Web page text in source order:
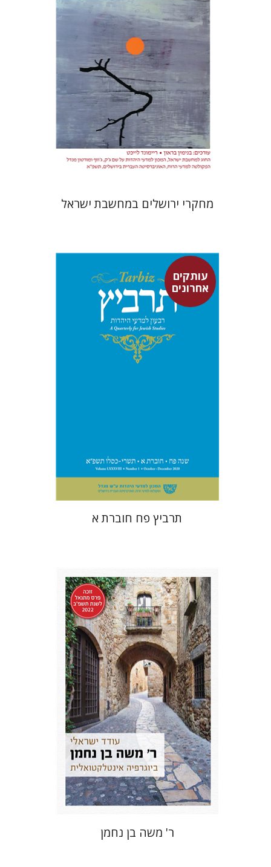
הנחת אתר ספר מודפס
$35
$32
מחקרי ירושלים במחשבת ישראל
עותקים
אחרוניםרוני גולדשטיין
משה הלברטל
שלמה נאה
שרית שלו-עיני
$29
תרביץ פח חוברת א
עודד ישראלי
הנחת אתר ספר מודפס
$46
$41
ר' משה בן נחמן